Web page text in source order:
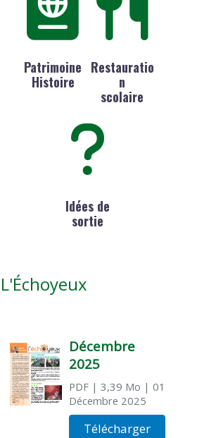
Patrimoine
Histoire
Restauratio
n
scolaire
Idées de
sortie
L'Échoyeux
Décembre
2025
PDF| 3,39 Mo | 01
Décembre 2025
Télécharger